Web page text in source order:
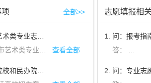
推荐使用在线客服），服务时间为9:00-21：
全部>>
参考具体生源省的教育考试院的政策规定，相关省政策规定详情请点击政策解读专栏。 查看全部
志愿填报相关
1. 问：报考指
同学